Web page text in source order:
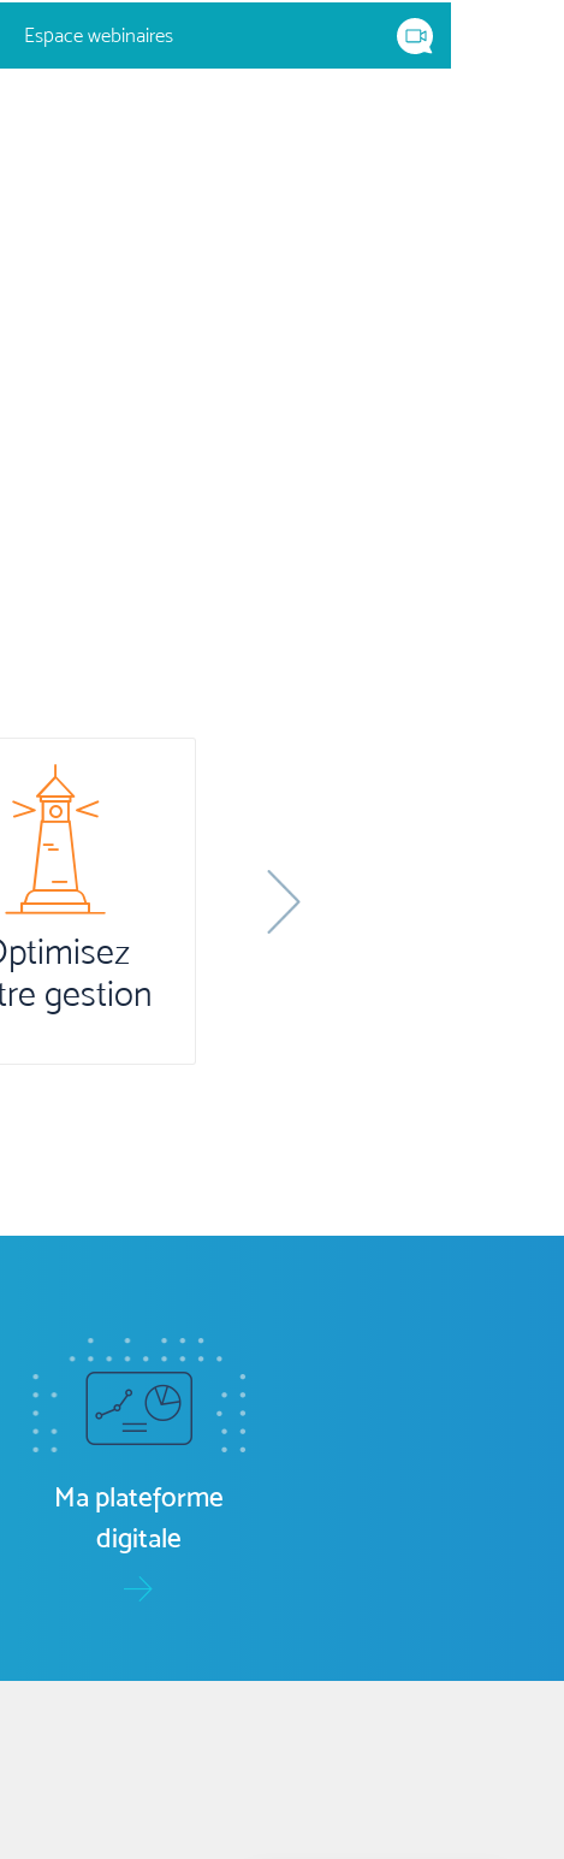
Espace webinaires
Développez
votre activité
Next
Ma plateforme
digitale